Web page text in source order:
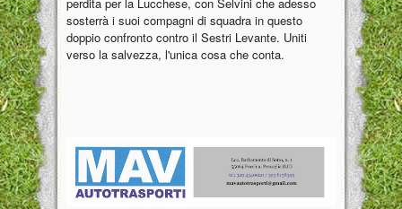
sosterrà i suoi compagni di squadra in questo
doppio confronto contro il Sestri Levante. Uniti
verso la salvezza, l'unica cosa che conta.